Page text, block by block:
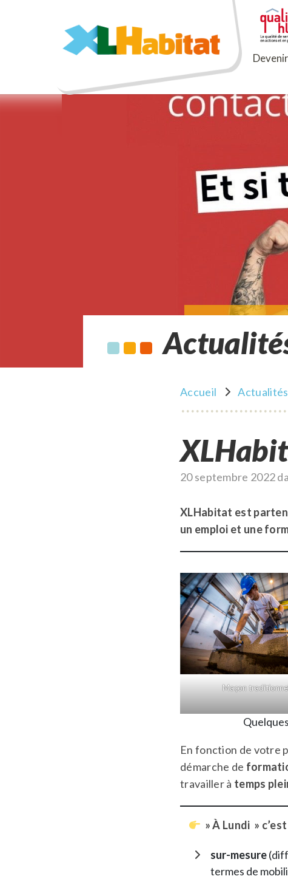
XLHabitat
Accueil Actualités
Publié
20 septembre 2022
XLHabitat est
un emploi et une
Maçon
En fonction de votre
démarche de
travailler à temps
» À Lundi »
sur-mesure
termes de